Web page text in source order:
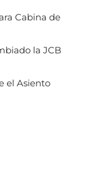
Cabina de
la JCB
el Asiento